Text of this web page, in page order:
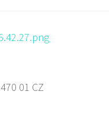
470 01 CZ